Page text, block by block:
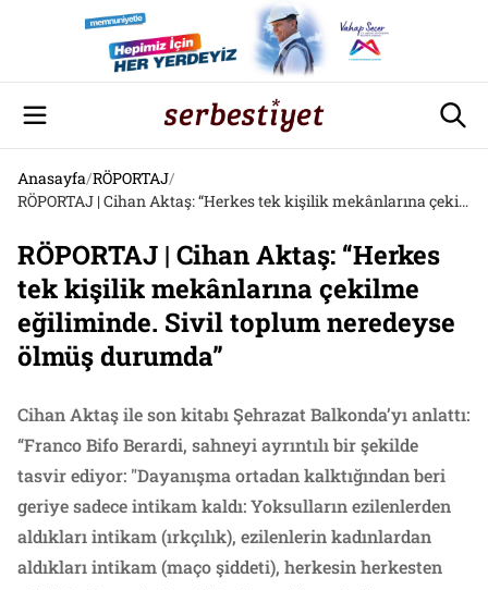
Anasayfa/RÖPORTAJ/
RÖPORTAJ | Cihan Aktaş: “Herkes tek kişilik mekânlarına çekilme eğiliminde. Sivil toplum neredeyse ölmüş durumda”
RÖPORTAJ | Cihan Aktaş: “Herkes
tek kişilik mekânlarına çekilme
eğiliminde. Sivil toplum neredeyse
ölmüş durumda”
Cihan Aktaş ile son kitabı Şehrazat Balkonda’yı anlattı:
“Franco Bifo Berardi, sahneyi ayrıntılı bir şekilde
tasvir ediyor: "Dayanışma ortadan kalktığından beri
geriye sadece intikam kaldı: Yoksulların ezilenlerden
aldıkları intikam (ırkçılık), ezilenlerin kadınlardan
aldıkları intikam (maço şiddeti), herkesin herkesten